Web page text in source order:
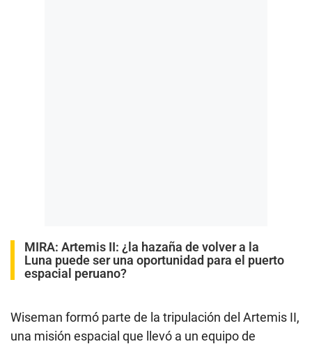
MIRA: Artemis II: ¿la hazaña de volver a la
Luna puede ser una oportunidad para el puerto
espacial peruano?
Wiseman formó parte de la tripulación del Artemis II,
una misión espacial que llevó a un equipo de